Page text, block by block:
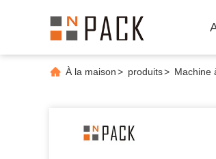
À la maison> produits> Machine